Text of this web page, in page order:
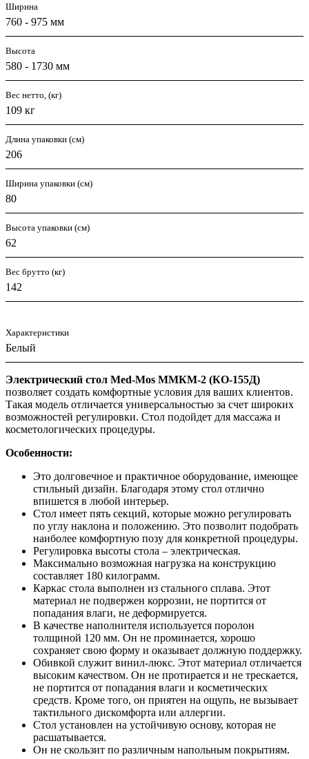
Ширина
760 - 975 мм
Высота
580 - 1730 мм
Вес нетто, (кг)
109 кг
Длина упаковки (см)
206
Ширина упаковки (см)
80
Высота упаковки (см)
62
Вес брутто (кг)
142
Характеристики
Белый
Электрический стол Med-Mos ММКМ-2 (КО-155Д)
позволяет создать комфортные условия для ваших клиентов.
Такая модель отличается универсальностью за счет широких
возможностей регулировки. Стол подойдет для массажа и
косметологических процедуры.
Особенности:
Это долговечное и практичное оборудование, имеющее
стильный дизайн. Благодаря этому стол отлично
впишется в любой интерьер.
Стол имеет пять секций, которые можно регулировать
по углу наклона и положению. Это позволит подобрать
наиболее комфортную позу для конкретной процедуры.
Регулировка высоты стола – электрическая.
Максимально возможная нагрузка на конструкцию
составляет 180 килограмм.
Каркас стола выполнен из стального сплава. Этот
материал не подвержен коррозии, не портится от
попадания влаги, не деформируется.
В качестве наполнителя используется поролон
толщиной 120 мм. Он не проминается, хорошо
сохраняет свою форму и оказывает должную поддержку.
Обивкой служит винил-люкс. Этот материал отличается
высоким качеством. Он не протирается и не трескается,
не портится от попадания влаги и косметических
средств. Кроме того, он приятен на ощупь, не вызывает
тактильного дискомфорта или аллергии.
Стол установлен на устойчивую основу, которая не
расшатывается.
Он не скользит по различным напольным покрытиям.